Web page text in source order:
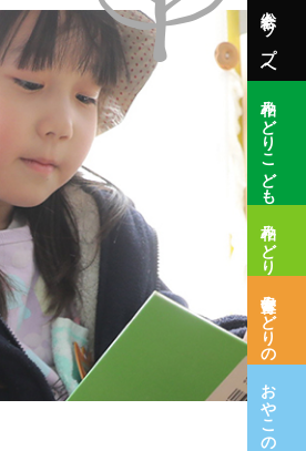
総合トップへ
柏みどりこども園
柏みどり保育園
保育室みどりの木
おやこの広場